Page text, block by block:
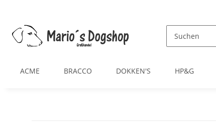
ACME BRACCO DOKKEN'S HP&G